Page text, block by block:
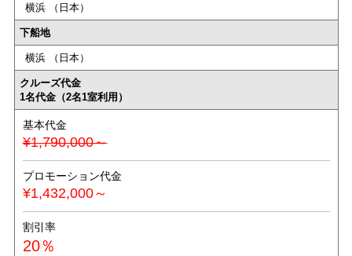
横浜 （日本）
下船地
横浜 （日本）
クルーズ代金
1名代金（2名1室利用）
基本代金
¥1,790,000～
プロモーション代金
¥1,432,000～
割引率
20％